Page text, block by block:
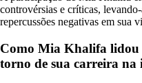
controvérsias e críticas,
repercussões negativas em sua
Como Mia Khalifa lidou
torno de sua carreira na